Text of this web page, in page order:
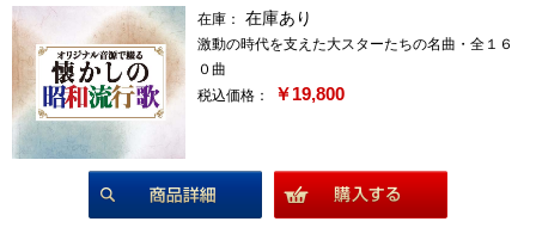
在庫： 在庫あり
激動の時代を支えた大スターたちの名曲・全１６
０曲
税込価格：
￥19,800